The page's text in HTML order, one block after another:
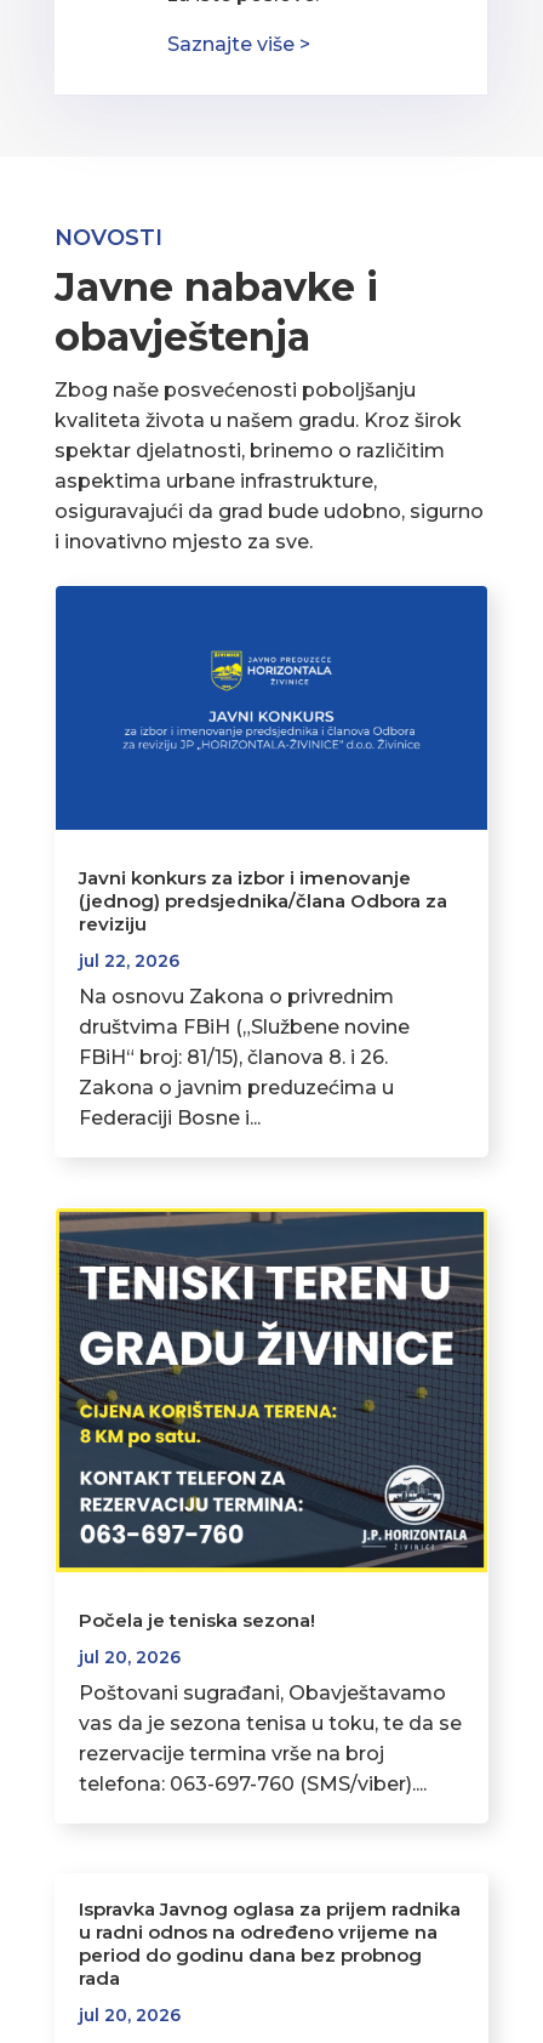
Saznajte više >
NOVOSTI
Javne nabavke i
obavještenja
Zbog naše posvećenosti poboljšanju
kvaliteta života u našem gradu. Kroz širok
spektar djelatnosti, brinemo o različitim
aspektima urbane infrastrukture,
osiguravajući da grad bude udobno, sigurno
i inovativno mjesto za sve.
Javni konkurs za izbor i imenovanje
(jednog) predsjednika/člana Odbora za
reviziju
jul 22, 2026
Na osnovu Zakona o privrednim
društvima FBiH („Službene novine
FBiH“ broj: 81/15), članova 8. i 26.
Zakona o javnim preduzećima u
Federaciji Bosne i...
Počela je teniska sezona!
jul 20, 2026
Poštovani sugrađani, Obavještavamo
vas da je sezona tenisa u toku, te da se
rezervacije termina vrše na broj
telefona: 063-697-760 (SMS/viber)....
Ispravka Javnog oglasa za prijem radnika
u radni odnos na određeno vrijeme na
period do godinu dana bez probnog
rada
jul 20, 2026